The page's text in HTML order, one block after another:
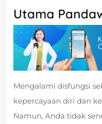
Utama
Mengalami disfungsi
kepercayaan diri dan
Namun, Anda tidak